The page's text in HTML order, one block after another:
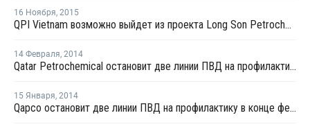
16 Ноября, 2015
QPI Vietnam возможно выйдет из проекта Long Son Petrochemical во Вьетнаме
14 Февраля, 2014
Qatar Petrochemical остановит две линии ПВД на профилактику
15 Января, 2014
Qapco остановит две линии ПВД на профилактику в конце февраля 2014 года